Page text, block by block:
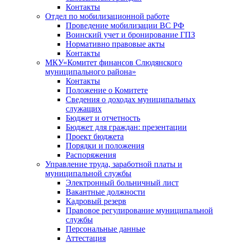
Контакты
Отдел по мобилизационной работе
Проведение мобилизации ВС РФ
Воинский учет и бронирование ГПЗ
Нормативно правовые акты
Контакты
МКУ«Комитет финансов Слюдянского
муниципального района»
Контакты
Положение о Комитете
Сведения о доходах муниципальных
служащих
Бюджет и отчетность
Бюджет для граждан: презентации
Проект бюджета
Порядки и положения
Распоряжения
Управление труда, заработной платы и
муниципальной службы
Электронный больничный лист
Вакантные должности
Кадровый резерв
Правовое регулирование муниципальной
службы
Персональные данные
Аттестация